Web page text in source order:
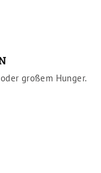
großem Hunger.